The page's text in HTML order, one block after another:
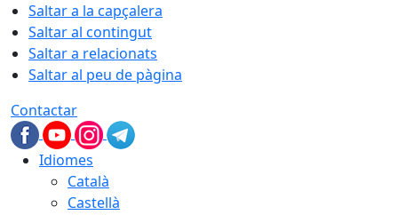
Saltar a la capçalera
Saltar al contingut
Saltar a relacionats
Saltar al peu de pàgina
Contactar
Idiomes
Català
Castellà